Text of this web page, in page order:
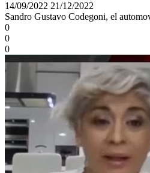
14/09/2022 21/12/2022
Sandro Gustavo Codegoni, el
0
0
0